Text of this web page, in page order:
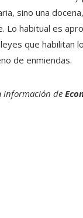
sino una
Lo habitual es
que habilitan
de enmiendas.
información de